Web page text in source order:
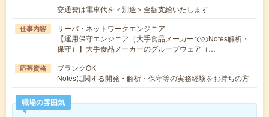
交通費は電車代を＜別途＞全額支給いたします
仕事内容
サーバ・ネットワークエンジニア
【運用保守エンジニア（大手食品メーカーでのNotes解析・
保守）】大手食品メーカーのグループウェア（…
応募資格
ブランクOK
Notesに関する開発・解析・保守等の実務経験をお持ちの方
職場の雰囲気